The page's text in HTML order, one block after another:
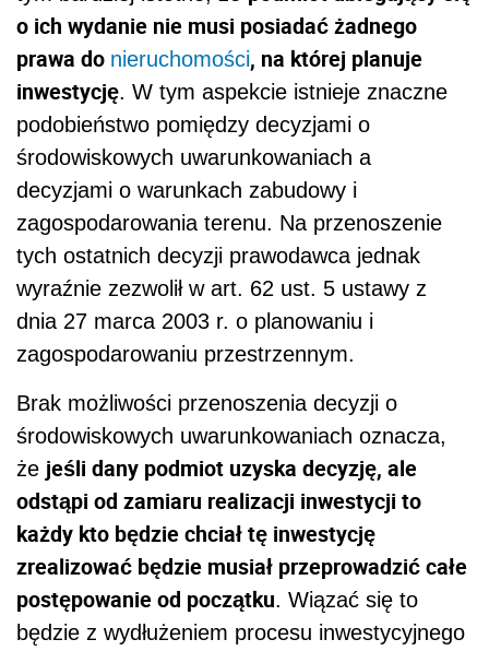
o ich wydanie nie musi posiadać żadnego
prawa do nieruchomości, na której planuje
inwestycję. W tym aspekcie istnieje znaczne
podobieństwo pomiędzy decyzjami o
środowiskowych uwarunkowaniach a
decyzjami o warunkach zabudowy i
zagospodarowania terenu. Na przenoszenie
tych ostatnich decyzji prawodawca jednak
wyraźnie zezwolił w art. 62 ust. 5 ustawy z
dnia 27 marca 2003 r. o planowaniu i
zagospodarowaniu przestrzennym.
Brak możliwości przenoszenia decyzji o
środowiskowych uwarunkowaniach oznacza,
że jeśli dany podmiot uzyska decyzję, ale
odstąpi od zamiaru realizacji inwestycji to
każdy kto będzie chciał tę inwestycję
zrealizować będzie musiał przeprowadzić całe
postępowanie od początku. Wiązać się to
będzie z wydłużeniem procesu inwestycyjnego